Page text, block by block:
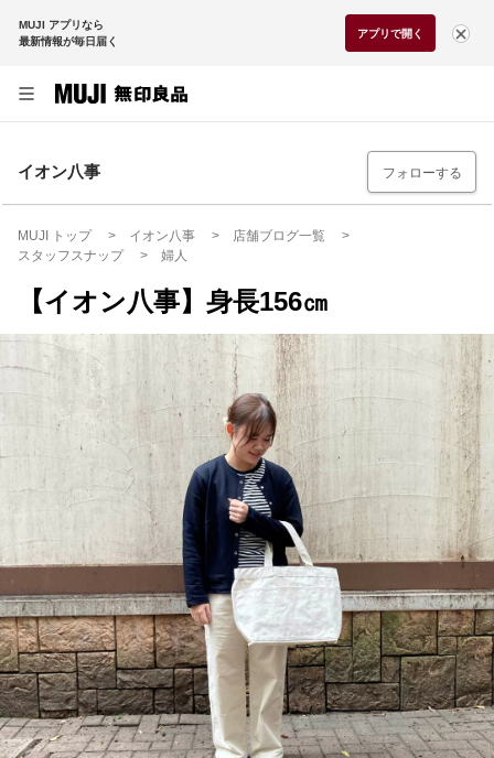
MUJI アプリなら
最新情報が毎日届く
アプリで開く
イオン八事 フォローする
MUJI トップ イオン八事
店舗ブログ一覧
スタッフスナップ
婦人
【イオン八事】身長156㎝